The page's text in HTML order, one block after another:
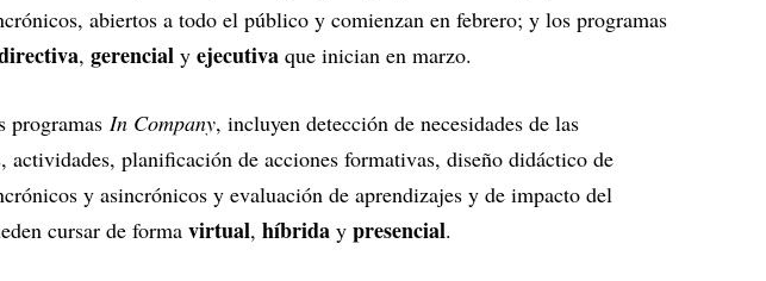
abiertos a todo el público y comienzan en febrero; y los programas
, gerencial y ejecutiva que inician en marzo.
programas In Company, incluyen detección de necesidades de las
actividades, planificación de acciones formativas, diseño didáctico de
y asincrónicos y evaluación de aprendizajes y de impacto del
cursar de forma virtual, híbrida y presencial.